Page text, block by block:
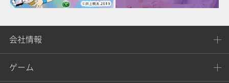
会社情報
ゲーム